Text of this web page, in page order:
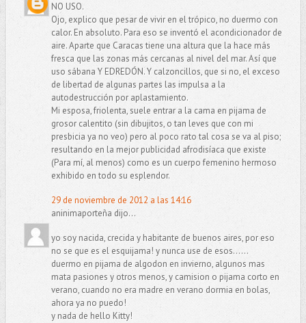
NO USO.
Ojo, explico que pesar de vivir en el trópico, no duermo con
calor. En absoluto. Para eso se inventó el acondicionador de
aire. Aparte que Caracas tiene una altura que la hace más
fresca que las zonas más cercanas al nivel del mar. Así que
uso sábana Y EDREDÓN. Y calzoncillos, que si no, el exceso
de libertad de algunas partes las impulsa a la
autodestrucción por aplastamiento.
Mi esposa, friolenta, suele entrar a la cama en pijama de
grosor calentito (sin dibujitos, o tan leves que con mi
presbicia ya no veo) pero al poco rato tal cosa se va al piso;
resultando en la mejor publicidad afrodisíaca que existe
(Para mí, al menos) como es un cuerpo femenino hermoso
exhibido en todo su esplendor.
29 de noviembre de 2012 a las 14:16
aninimaporteña dijo...
yo soy nacida, crecida y habitante de buenos aires, por eso
no se que es el esquijama! y nunca use de esos......
duermo en pijama de algodon en invierno, algunos mas
mata pasiones y otros menos, y camision o pijama corto en
verano, cuando no era madre en verano dormia en bolas,
ahora ya no puedo!
y nada de hello Kitty!